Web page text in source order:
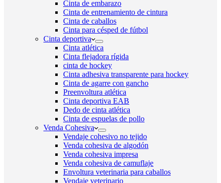
Cinta de embarazo
Cinta de entrenamiento de cintura
Cinta de caballos
Cinta para césped de fútbol
Cinta deportiva
Cinta atlética
Cinta flejadora rígida
cinta de hockey
Cinta adhesiva transparente para hockey
Cinta de agarre con gancho
Preenvoltura atlética
Cinta deportiva EAB
Dedo de cinta atlética
Cinta de espuelas de pollo
Venda Cohesiva
Vendaje cohesivo no tejido
Venda cohesiva de algodón
Venda cohesiva impresa
Venda cohesiva de camuflaje
Envoltura veterinaria para caballos
Vendaje veterinario